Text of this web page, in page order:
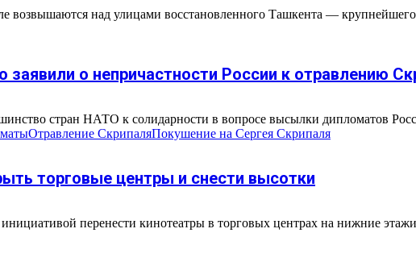
возвышаются над улицами восстановленного Ташкента — крупнейшего
заявили о непричастности России к отравлению
стран НАТО к солидарности в вопросе высылки дипломатов
Отравление СкрипаляПокушение на Сергея Скрипаля
торговые центры и снести высотки
перенести кинотеатры в торговых центрах на нижние